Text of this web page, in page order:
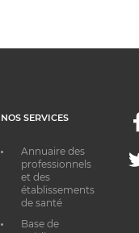
NOS SERVICES
Annuaire des
professionnels
et des
établissements
de santé
Base de